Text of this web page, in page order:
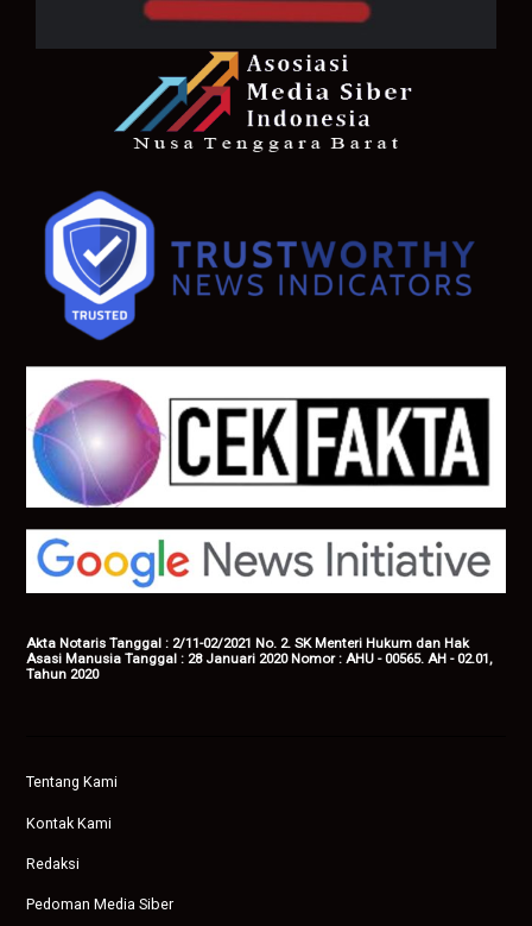
Akta Notaris Tanggal : 2/11-02/2021 No. 2. SK Menteri Hukum dan Hak
Asasi Manusia Tanggal : 28 Januari 2020 Nomor : AHU - 00565. AH - 02.01,
Tahun 2020
Tentang Kami
Kontak Kami
Redaksi
Pedoman Media Siber